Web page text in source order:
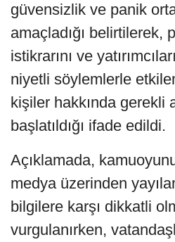
güvensizlik ve panik
amaçladığı belirtilerek,
istikrarını ve
niyetli söylemlerle
kişiler hakkında gerekli
başlatıldığı ifade edildi.
Açıklamada,
medya üzerinden
bilgilere karşı dikkatli
vurgulanırken,